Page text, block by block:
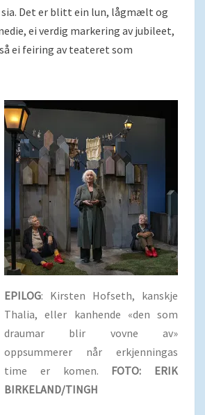
Det er blitt ein lun, lågmælt og
ei verdig markering av jubileet,
ei feiring av teateret som
EPILOG: Kirsten Hofseth, kanskje
Thalia, eller kanhende «den som
draumar blir vovne av»
oppsummerer når erkjenningas
time er komen. FOTO: ERIK
BIRKELAND/TINGH